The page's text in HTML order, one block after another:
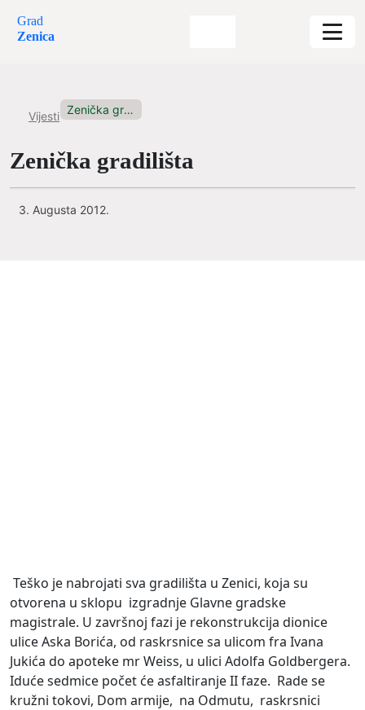
Grad
Zenica
Vijesti Zenička gradilišta
Zenička gradilišta
3. Augusta 2012.
Teško je nabrojati sva gradilišta u Zenici, koja su
otvorena u sklopu izgradnje Glavne gradske
magistrale. U završnoj fazi je rekonstrukcija dionice
ulice Aska Borića, od raskrsnice sa ulicom fra Ivana
Jukića do apoteke mr Weiss, u ulici Adolfa Goldbergera.
Iduće sedmice počet će asfaltiranje II faze. Rade se
kružni tokovi, Dom armije, na Odmutu, raskrsnici